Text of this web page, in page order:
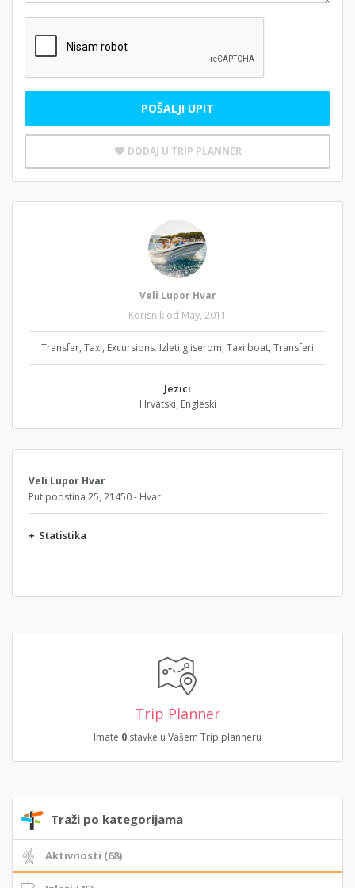
POŠALJI UPIT
DODAJ U TRIP PLANNER
Veli Lupor Hvar
Korisnik od May, 2011
Transfer, Taxi, Excursions. Izleti gliserom, Taxi boat, Transferi
Jezici
Hrvatski, Engleski
Veli Lupor Hvar
Put podstina 25, 21450 - Hvar
+ Statistika
Trip Planner
Imate 0 stavke u Vašem Trip planneru
Traži po kategorijama
Aktivnosti (68)